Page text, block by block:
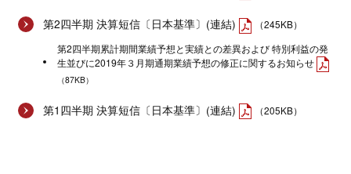
第2四半期 決算短信〔日本基準〕(連結)
（245KB）
第2四半期累計期間業績予想と実績との差異および 特別利益の発
生並びに2019年３月期通期業績予想の修正に関するお知らせ
（87KB）
第1四半期 決算短信〔日本基準〕(連結) （205KB）